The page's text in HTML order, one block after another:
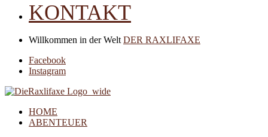
KONTAKT
Willkommen in der Welt DER RAXLIFAXE
Facebook
Instagram
HOME
ABENTEUER